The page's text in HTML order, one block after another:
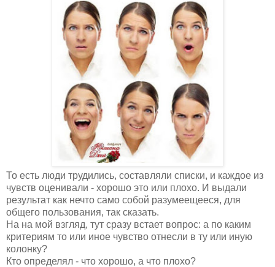
То есть люди трудились, составляли списки, и каждое из
чувств оценивали - хорошо это или плохо. И выдали
результат как нечто само собой разумеещееся, для
общего пользования, так сказать.
На на мой взгляд, тут сразу встает вопрос: а по каким
критериям то или иное чувство отнесли в ту или иную
колонку?
Кто определял - что хорошо, а что плохо?